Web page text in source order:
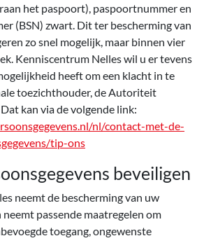
het paspoort), paspoortnummer en
(BSN) zwart. Dit ter bescherming van
zo snel mogelijk, maar binnen vier
Kenniscentrum Nelles wil u er tevens
heeft om een klacht in te
toezichthouder, de Autoriteit
kan via de volgende link:
nl/contact-met-de-
tip-ons
beveiligen
neemt de bescherming van uw
neemt passende maatregelen om
toegang, ongewenste